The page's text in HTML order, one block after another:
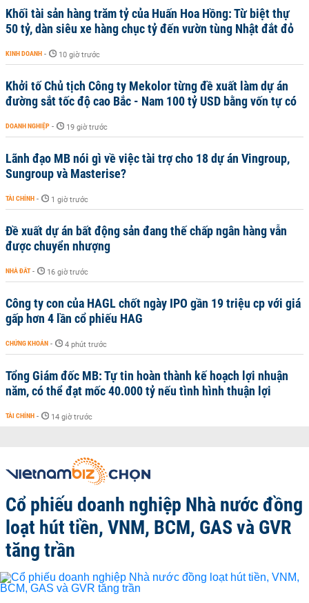
Khối tài sản hàng trăm tỷ của Huấn Hoa Hồng: Từ biệt thự
50 tỷ, dàn siêu xe hàng chục tỷ đến vườn tùng Nhật đắt đỏ
KINH DOANH - 10 giờ trước
Khởi tố Chủ tịch Công ty Mekolor từng đề xuất làm dự án
đường sắt tốc độ cao Bắc - Nam 100 tỷ USD bằng vốn tự có
DOANH NGHIỆP - 19 giờ trước
Lãnh đạo MB nói gì về việc tài trợ cho 18 dự án Vingroup,
Sungroup và Masterise?
TÀI CHÍNH - 1 giờ trước
Đề xuất dự án bất động sản đang thế chấp ngân hàng vẫn
được chuyển nhượng
NHÀ ĐẤT - 16 giờ trước
Công ty con của HAGL chốt ngày IPO gần 19 triệu cp với giá
gấp hơn 4 lần cổ phiếu HAG
CHỨNG KHOÁN - 4 phút trước
Tổng Giám đốc MB: Tự tin hoàn thành kế hoạch lợi nhuận
năm, có thể đạt mốc 40.000 tỷ nếu tình hình thuận lợi
TÀI CHÍNH - 14 giờ trước
Cổ phiếu doanh nghiệp Nhà nước đồng
loạt hút tiền, VNM, BCM, GAS và GVR
tăng trần